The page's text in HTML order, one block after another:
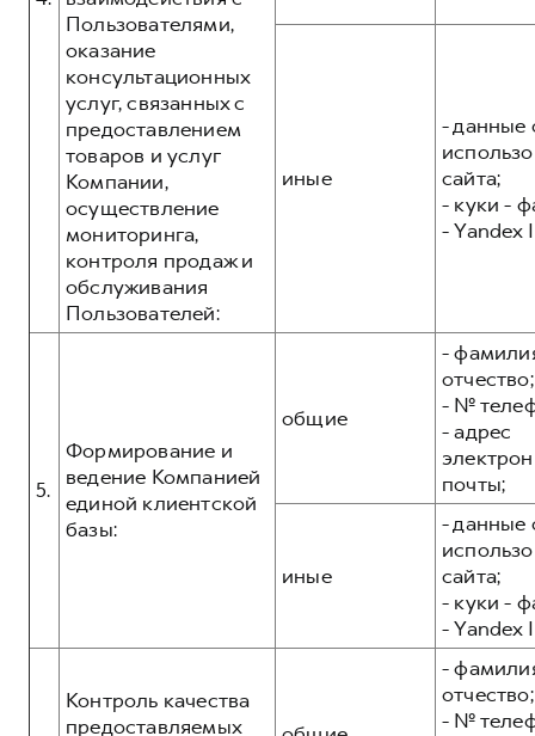
Пользователями,
оказание
консультационных
услуг, связанных с
предоставлением
товаров и услуг
Компании,
осуществление
мониторинга,
контроля продаж и
обслуживания
Пользователей:
иные
- данные
сайта;
- куки -
- Yandex
5.
Формирование и
ведение Компанией
единой клиентской
базы:
общие
-
отчество;
- №
- адрес
почты;
иные
- данные
сайта;
- куки -
- Yandex
Контроль качества
предоставляемых
-
отчество;
- №